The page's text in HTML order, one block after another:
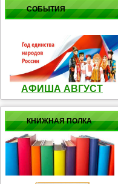
СОБЫТИЯ
АФИША АВГУСТ
КНИЖНАЯ ПОЛКА